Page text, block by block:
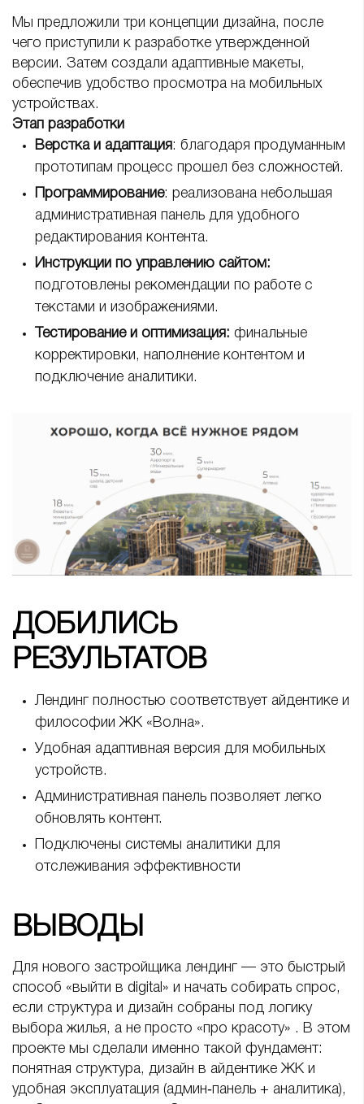
Мы предложили три концепции дизайна, после
чего приступили к разработке утвержденной
версии. Затем создали адаптивные макеты,
обеспечив удобство просмотра на мобильных
устройствах.
Этап разработки
Верстка и адаптация: благодаря продуманным
прототипам процесс прошел без сложностей.
Программирование: реализована небольшая
административная панель для удобного
редактирования контента.
Инструкции по управлению сайтом:
подготовлены рекомендации по работе с
текстами и изображениями.
Тестирование и оптимизация: финальные
корректировки, наполнение контентом и
подключение аналитики.
ДОБИЛИСЬ
РЕЗУЛЬТАТОВ
Лендинг полностью соответствует айдентике и
философии ЖК «Волна».
Удобная адаптивная версия для мобильных
устройств.
Административная панель позволяет легко
обновлять контент.
Подключены системы аналитики для
отслеживания эффективности
ВЫВОДЫ
Для нового застройщика лендинг — это быстрый
способ «выйти в digital» и начать собирать спрос,
если структура и дизайн собраны под логику
выбора жилья, а не просто «про красоту» . В этом
проекте мы сделали именно такой фундамент:
понятная структура, дизайн в айдентике ЖК и
удобная эксплуатация (админ‑панель + аналитика),